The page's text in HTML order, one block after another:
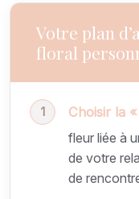
Votre plan
floral
Choisir la
fleur liée à
de votre
de